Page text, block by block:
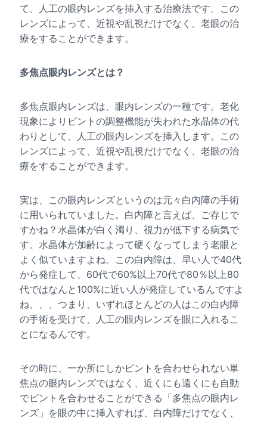
て、人工の眼内レンズを挿入する治療法です。この
レンズによって、近視や乱視だけでなく、老眼の治
療をすることができます。
多焦点眼内レンズとは？
多焦点眼内レンズは、眼内レンズの一種です。老化
現象によりピントの調整機能が失われた水晶体の代
わりとして、人工の眼内レンズを挿入します。この
レンズによって、近視や乱視だけでなく、老眼の治
療をすることができます。
実は、この眼内レンズというのは元々白内障の手術
に用いられていました。白内障と言えば、ご存じで
すかね？水晶体が白く濁り、視力が低下する病気で
す。水晶体が加齢によって硬くなってしまう老眼と
よく似ていますよね。この白内障は、早い人で40代
から発症して、60代で60%以上70代で80％以上80
代ではなんと100%に近い人が発症しているんですよ
ね、、、つまり、いずれほとんどの人はこの白内障
の手術を受けて、人工の眼内レンズを眼に入れるこ
とになるんです。
その時に、一か所にしかピントを合わせられない単
焦点の眼内レンズではなく、近くにも遠くにも自動
でピントを合わせることができる「多焦点の眼内レ
ンズ」を眼の中に挿入すれば、白内障だけでなく、